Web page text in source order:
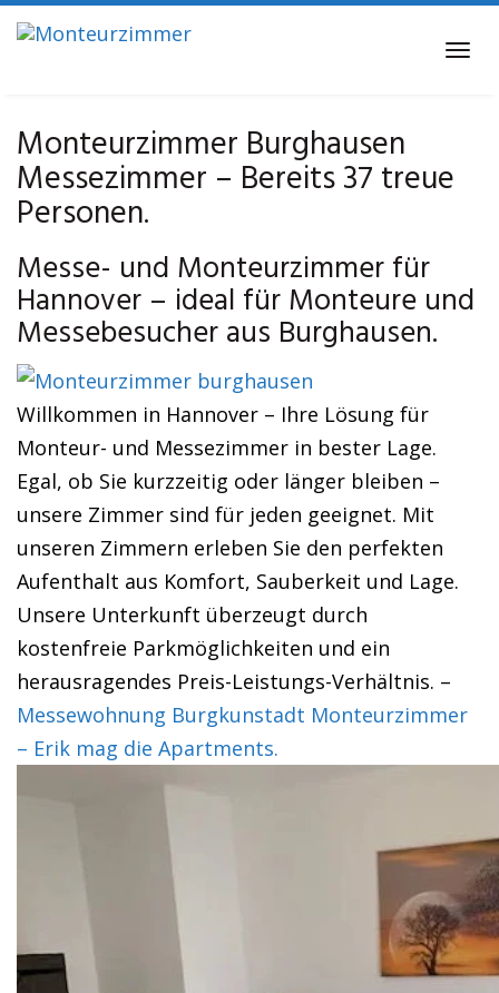
Skip
to
Monteurzimmer Burghausen
Messezimmer – Bereits 37 treue
Personen.
Messe- und Monteurzimmer für
Hannover – ideal für Monteure und
Messebesucher aus Burghausen.
Willkommen in Hannover – Ihre Lösung für
Monteur- und Messezimmer in bester Lage.
Egal, ob Sie kurzzeitig oder länger bleiben –
unsere Zimmer sind für jeden geeignet. Mit
unseren Zimmern erleben Sie den perfekten
Aufenthalt aus Komfort, Sauberkeit und Lage.
Unsere Unterkunft überzeugt durch
kostenfreie Parkmöglichkeiten und ein
herausragendes Preis-Leistungs-Verhältnis. –
Messewohnung Burgkunstadt Monteurzimmer
– Erik mag die Apartments.